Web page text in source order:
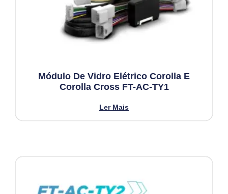
Módulo De Vidro Elétrico Corolla E
Corolla Cross FT-AC-TY1
Ler Mais